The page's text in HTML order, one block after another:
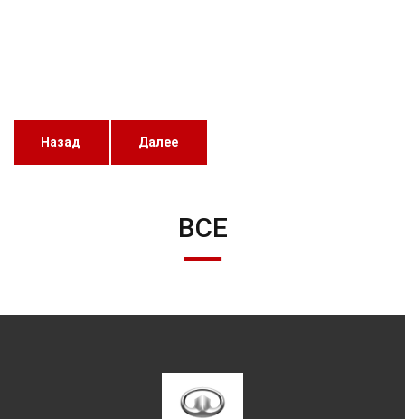
Назад Далее
ВСЕ